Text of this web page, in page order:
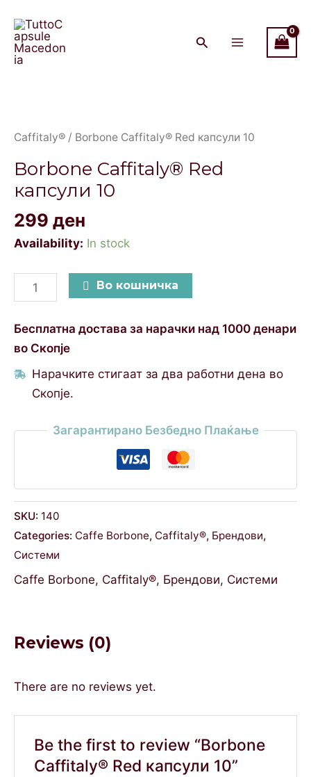
content
Menu
Caffitaly® / Borbone Caffitaly® Red капсули 10
Borbone Caffitaly® Red
капсули 10
299 ден
Availability: In stock
Red
10
quantity
Во кошничка
Бесплатна достава за нарачки над 1000 денари
во Скопје
Нарачките стигаат за два работни дена во
Скопје.
Загарантирано Безбедно Плаќање
SKU: 140
Categories: Caffe Borbone, Caffitaly®, Брендови,
Системи
Caffe Borbone, Caffitaly®, Брендови, Системи
Reviews (0)
There are no reviews yet.
Be the first to review “Borbone
Caffitaly® Red капсули 10”
капсули
10
quantity